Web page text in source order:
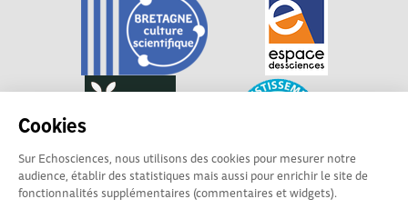
Cookies
Sur Echosciences, nous utilisons des cookies pour mesurer notre
audience, établir des statistiques mais aussi pour enrichir le site de
fonctionnalités supplémentaires (commentaires et widgets).